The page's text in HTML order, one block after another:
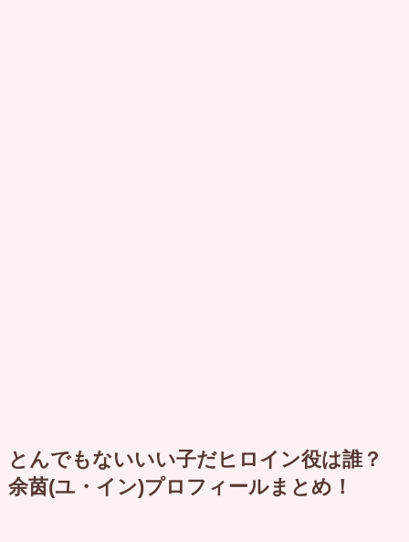
とんでもないいい子だヒロイン役は誰？
余茵(ユ・イン)プロフィールまとめ！